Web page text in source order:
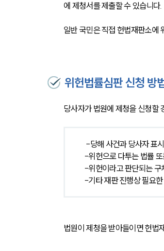
에 제청서를 제출할 수 있습니다.
일반 국민은 직접 헌법재판소에
위헌법률심판 신청 방
당사자가 법원에 제청을 신청할
-당해 사건과 당사자 표시
-위헌으로 다투는 법률
-위헌이라고 판단되는 구
-기타 재판 진행상 필요
법원이 제청을 받아들이면 헌법